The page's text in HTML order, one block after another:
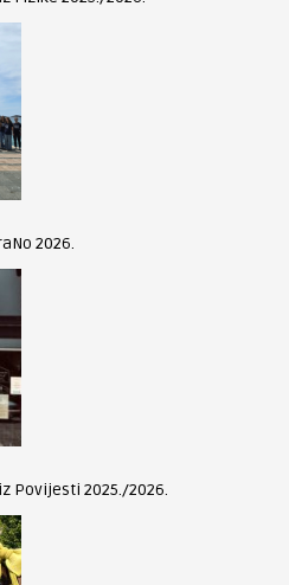
2026.
Povijesti 2025./2026.